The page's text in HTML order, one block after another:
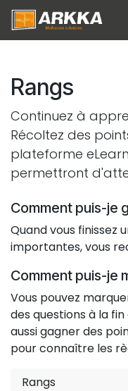
Se rendre au contenu
Rangs
Continuez à
Récoltez des
plateforme
permettront
Comment puis-je
Quand vous finissez
importantes, vous
Comment puis-je
Vous pouvez
des questions à la
aussi gagner des
pour connaître les
Rangs